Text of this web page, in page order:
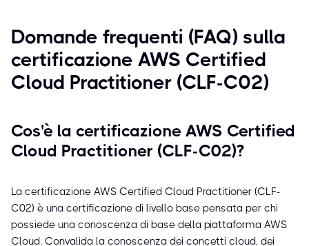
Domande frequenti (FAQ) sulla
certificazione AWS Certified
Cloud Practitioner (CLF-C02)
Cos'è la certificazione AWS Certified
Cloud Practitioner (CLF-C02)?
La certificazione AWS Certified Cloud Practitioner (CLF-
C02) è una certificazione di livello base pensata per chi
possiede una conoscenza di base della piattaforma AWS
Cloud. Convalida la conoscenza dei concetti cloud, dei